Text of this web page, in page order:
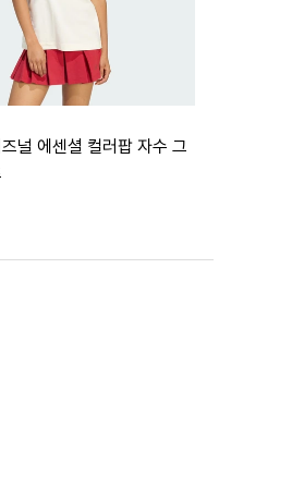
널 에센셜 컬러팝 자수 그